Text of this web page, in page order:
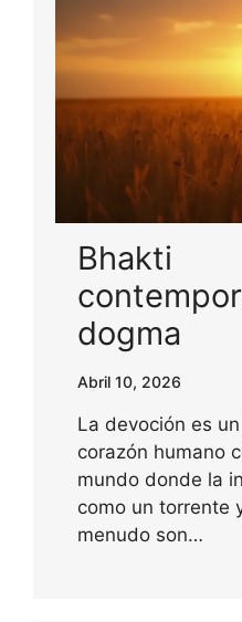
Bhakti
dogma
Abril 10, 2026
La devoción es
corazón humano
mundo donde la
como un torrente
menudo son…